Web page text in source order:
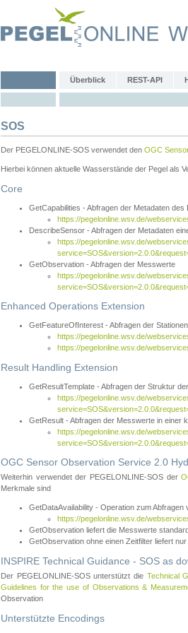
Überblick REST-API
SOS
Der PEGELONLINE-SOS verwendet den OGC
Hierbei können aktuelle Wasserstände der Pegel als
Core
GetCapabilities - Abfragen der Metadaten des
https://pegelonline.wsv.de/
DescribeSensor - Abfragen der Metadaten
https://pegelonline.wsv.de/
GetObservation - Abfragen der Messwerte
https://pegelonline.wsv.de/
Enhanced Operations Extension
GetFeatureOfInterest - Abfragen der
https://pegelonline.wsv.de/
https://pegelonline.wsv.de/
Result Handling Extension
GetResultTemplate - Abfragen der Struktur
https://pegelonline.wsv.de/
GetResult - Abfragen der Messwerte in einer
https://pegelonline.wsv.de/
OGC Sensor Observation Service 2.0
Weiterhin verwendet der PEGELONLINE-SOS der
Merkmale sind
GetDataAvailability - Operation zum
https://pegelonline.wsv.de/
GetObservation liefert die Messwerte
GetObservation ohne einen Zeitfilter liefert
INSPIRE Technical Guidance - SOS as
Der PEGELONLINE-SOS unterstützt die Technical
Guidelines for the use of Observations &
Observation
Unterstützte Encodings